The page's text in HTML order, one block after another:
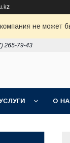
не может
265-79-43
О